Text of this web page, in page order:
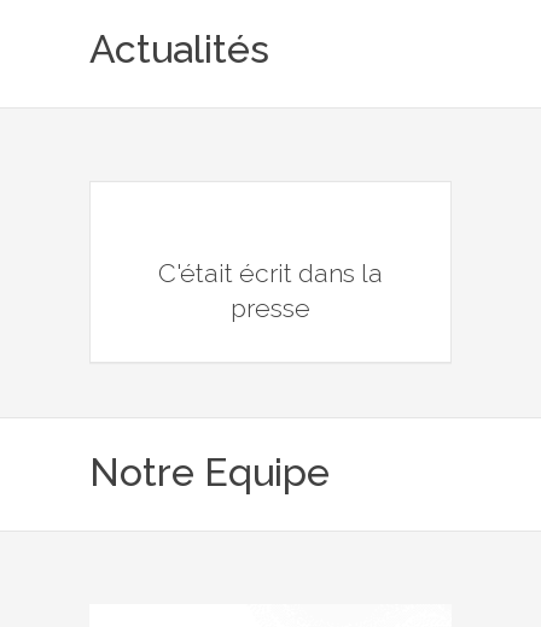
Actualités
C'était écrit dans la
presse
Notre Equipe